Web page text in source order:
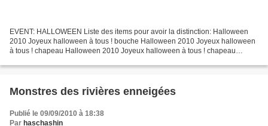
EVENT: HALLOWEEN Liste des items pour avoir la distinction: Halloween
2010 Joyeux halloween à tous ! bouche Halloween 2010 Joyeux halloween
à tous ! chapeau Halloween 2010 Joyeux halloween à tous ! chapeau
Monstres des rivières enneigées
Publié le 09/09/2010 à 18:38
Par haschashin